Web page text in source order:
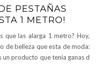
PESTAÑAS
1 METRO!
que las alarga 1 metro? Hoy,
de belleza que esta de moda:
un producto que tenía ganas d